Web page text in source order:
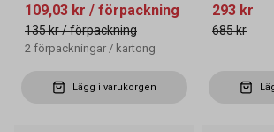
109,03 kr / förpackning
135 kr/ förpackning
2 förpackningar / kartong
Lägg i varukorgen
293 kr
685 kr